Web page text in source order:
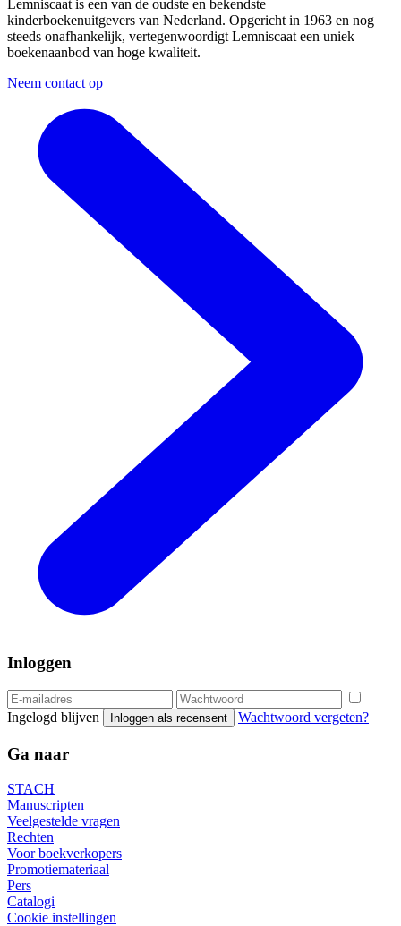
Lemniscaat is een van de oudste en bekendste
kinderboekenuitgevers van Nederland. Opgericht in 1963 en nog
steeds onafhankelijk, vertegenwoordigt Lemniscaat een uniek
boekenaanbod van hoge kwaliteit.
Neem contact op
Inloggen
Ingelogd blijven Inloggen als recensent Wachtwoord vergeten?
Ga naar
STACH
Manuscripten
Veelgestelde vragen
Rechten
Voor boekverkopers
Promotiemateriaal
Pers
Catalogi
Cookie instellingen